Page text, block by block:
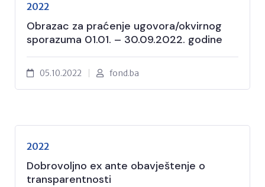
2022
Obrazac za praćenje ugovora/okvirnog
sporazuma 01.01. – 30.09.2022. godine
05.10.2022 fond.ba
2022
Dobrovoljno ex ante obavještenje o
transparentnosti